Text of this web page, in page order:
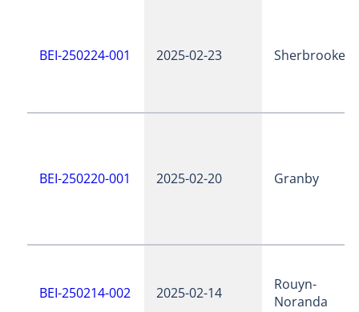
BEI-250224-001 2025-02-23 Sherbrooke
BEI-250220-001 2025-02-20 Granby
BEI-250214-002 2025-02-14
Rouyn-
Noranda